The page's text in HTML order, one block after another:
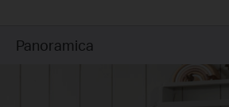
Panoramica